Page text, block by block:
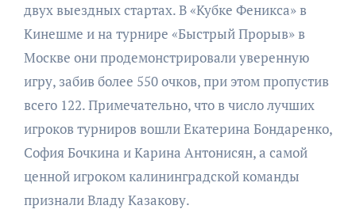
двух выездных стартах. В «Кубке Феникса» в
Кинешме и на турнире «Быстрый Прорыв» в
Москве они продемонстрировали уверенную
игру, забив более 550 очков, при этом пропустив
всего 122. Примечательно, что в число лучших
игроков турниров вошли Екатерина Бондаренко,
София Бочкина и Карина Антонисян, а самой
ценной игроком калининградской команды
признали Владу Казакову.